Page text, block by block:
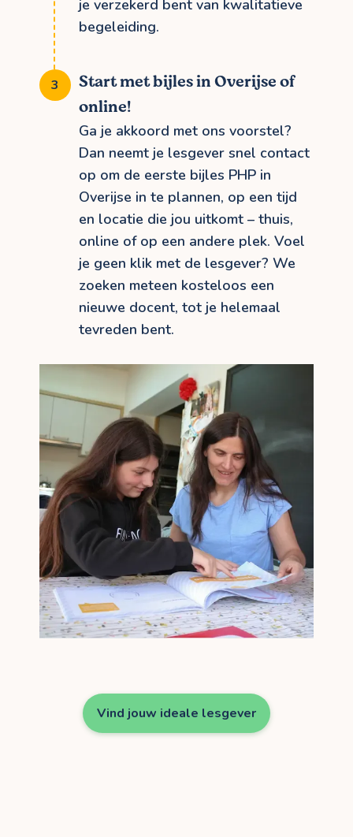
je verzekerd bent van kwalitatieve
begeleiding.
Start met bijles in Overijse of
online!
Ga je akkoord met ons voorstel?
Dan neemt je lesgever snel contact
op om de eerste bijles PHP in
Overijse in te plannen, op een tijd
en locatie die jou uitkomt – thuis,
online of op een andere plek. Voel
je geen klik met de lesgever? We
zoeken meteen kosteloos een
nieuwe docent, tot je helemaal
tevreden bent.
Vind jouw ideale lesgever